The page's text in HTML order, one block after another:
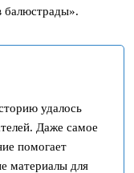
балюстрады».
удалось
Даже самое
помогает
материалы для